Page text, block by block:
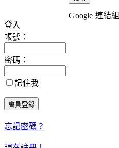
登入
帳號：
密碼：
記住我
忘記密碼？
Google 連結組